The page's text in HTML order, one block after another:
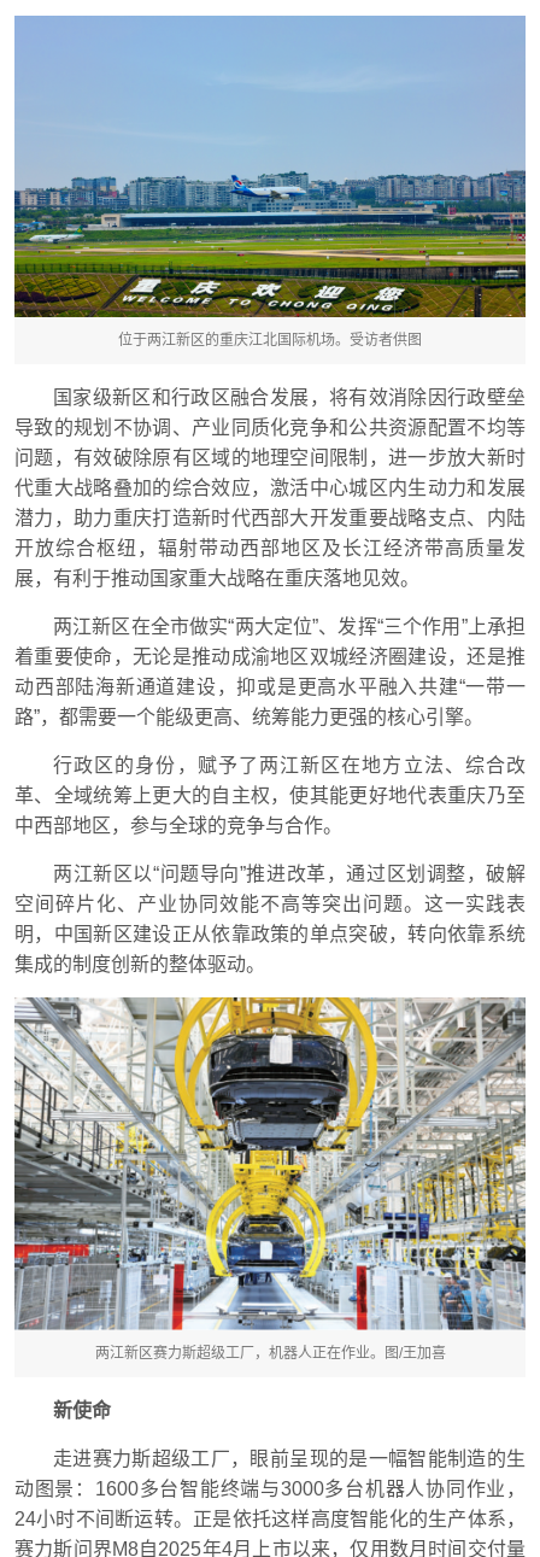
位于两江新区的重庆江北国际机场。受访者供图
国家级新区和行政区融合发展，将有效消除因行政壁垒
导致的规划不协调、产业同质化竞争和公共资源配置不均等
问题，有效破除原有区域的地理空间限制，进一步放大新时
代重大战略叠加的综合效应，激活中心城区内生动力和发展
潜力，助力重庆打造新时代西部大开发重要战略支点、内陆
开放综合枢纽，辐射带动西部地区及长江经济带高质量发
展，有利于推动国家重大战略在重庆落地见效。
两江新区在全市做实“两大定位”、发挥“三个作用”上承担
着重要使命，无论是推动成渝地区双城经济圈建设，还是推
动西部陆海新通道建设，抑或是更高水平融入共建“一带一
路”，都需要一个能级更高、统筹能力更强的核心引擎。
行政区的身份，赋予了两江新区在地方立法、综合改
革、全域统筹上更大的自主权，使其能更好地代表重庆乃至
中西部地区，参与全球的竞争与合作。
两江新区以“问题导向”推进改革，通过区划调整，破解
空间碎片化、产业协同效能不高等突出问题。这一实践表
明，中国新区建设正从依靠政策的单点突破，转向依靠系统
集成的制度创新的整体驱动。
两江新区赛力斯超级工厂，机器人正在作业。图/王加喜
新使命
走进赛力斯超级工厂，眼前呈现的是一幅智能制造的生
动图景：1600多台智能终端与3000多台机器人协同作业，
24小时不间断运转。正是依托这样高度智能化的生产体系，
赛力斯问界M8自2025年4月上市以来，仅用数月时间交付量